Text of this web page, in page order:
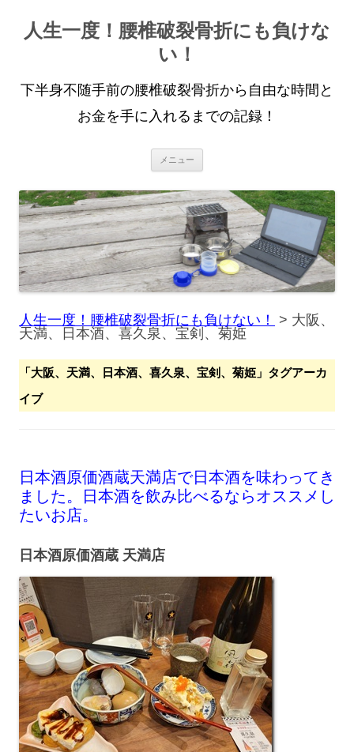
人生一度！腰椎破裂骨折にも負けな
い！
下半身不随手前の腰椎破裂骨折から自由な時間と
お金を手に入れるまでの記録！
メニュー
ン
ツ
へ
ス
キ
ッ
プ
人生一度！腰椎破裂骨折にも負けない！ > 大阪、
天満、日本酒、喜久泉、宝剣、菊姫
「大阪、天満、日本酒、喜久泉、宝剣、菊姫 」タグアーカ
イブ
日本酒原価酒蔵天満店で日本酒を味わってき
ました。日本酒を飲み比べるならオススメし
たいお店。
日本酒原価酒蔵 天満店